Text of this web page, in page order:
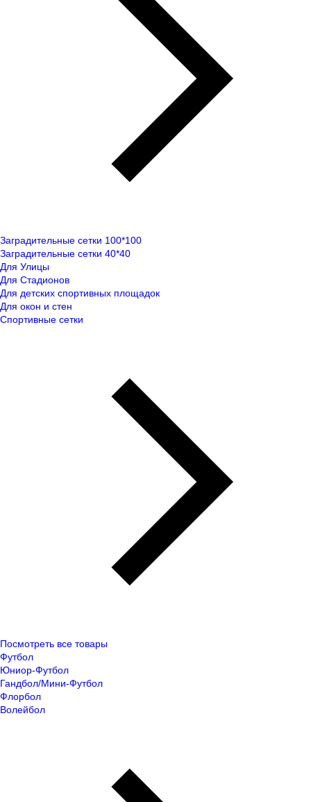
Заградительные сетки 100*100
Заградительные сетки 40*40
Для Улицы
Для Стадионов
Для детских спортивных площадок
Для окон и стен
Спортивные сетки
Посмотреть все товары
Футбол
Юниор-Футбол
Гандбол/Мини-Футбол
Флорбол
Волейбол